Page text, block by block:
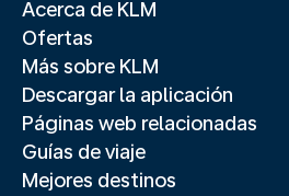
Acerca de KLM
Ofertas
Más sobre KLM
Descargar la aplicación
Páginas web relacionadas
Guías de viaje
Mejores destinos